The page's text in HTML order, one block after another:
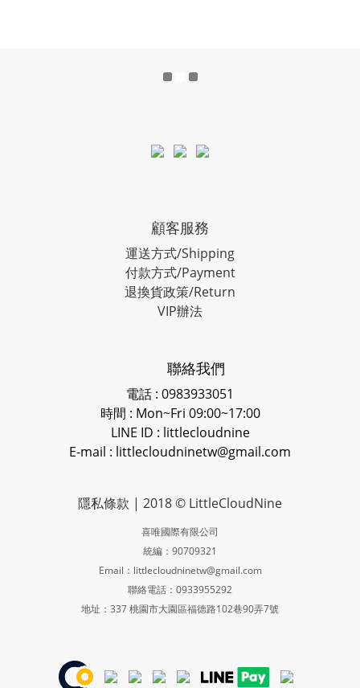
顧客服務
運送方式/Shipping
付款方式/Payment
退換貨政策/Return
VIP辦法
聯絡我們
電話 : 0983933051
時間 : Mon~Fri 09:00~17:00
LINE ID : littlecloudnine
E-mail : littlecloudninetw@gmail.com
隱私條款 | 2018 © LittleCloudNine
喜唯國際有限公司
統編：90709321
Email：littlecloudninetw@gmail.com
聯絡電話：0933955292
地址：337 桃園市大園區福德路102巷90弄7號